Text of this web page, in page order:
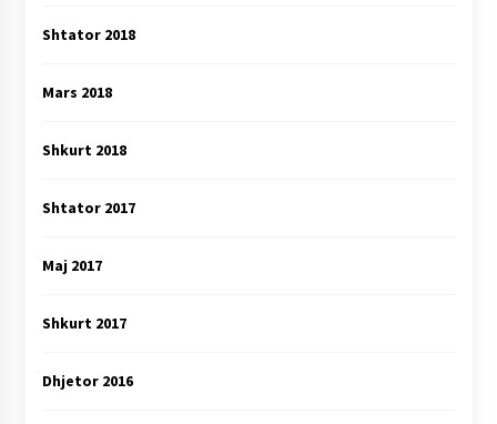
Shtator 2018
Mars 2018
Shkurt 2018
Shtator 2017
Maj 2017
Shkurt 2017
Dhjetor 2016